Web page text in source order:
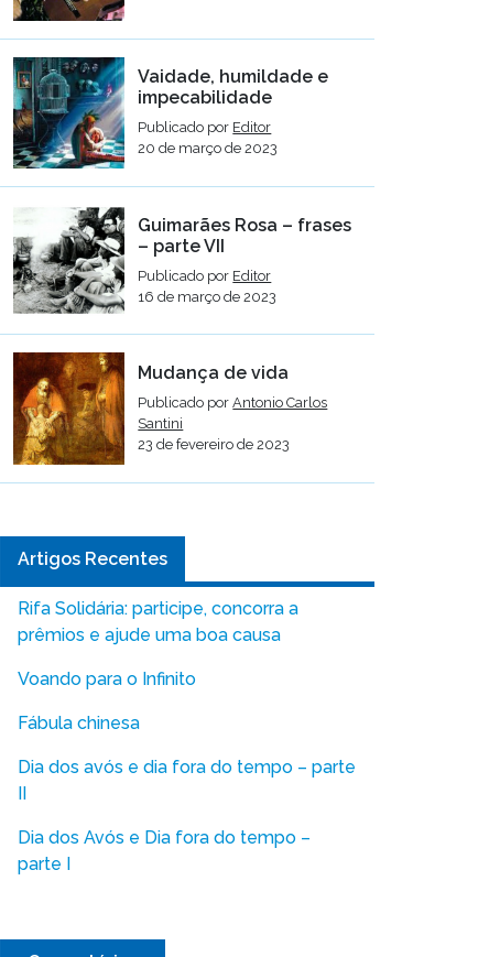
Vaidade, humildade e
impecabilidade
Publicado por Editor
20 de março de 2023
Guimarães Rosa – frases
– parte VII
Publicado por Editor
16 de março de 2023
Mudança de vida
Publicado porAntonio Carlos
Santini
23 de fevereiro de 2023
Artigos Recentes
Rifa Solidária: participe, concorra a
prêmios e ajude uma boa causa
Voando para o Infinito
Fábula chinesa
Dia dos avós e dia fora do tempo – parte
II
Dia dos Avós e Dia fora do tempo –
parte I